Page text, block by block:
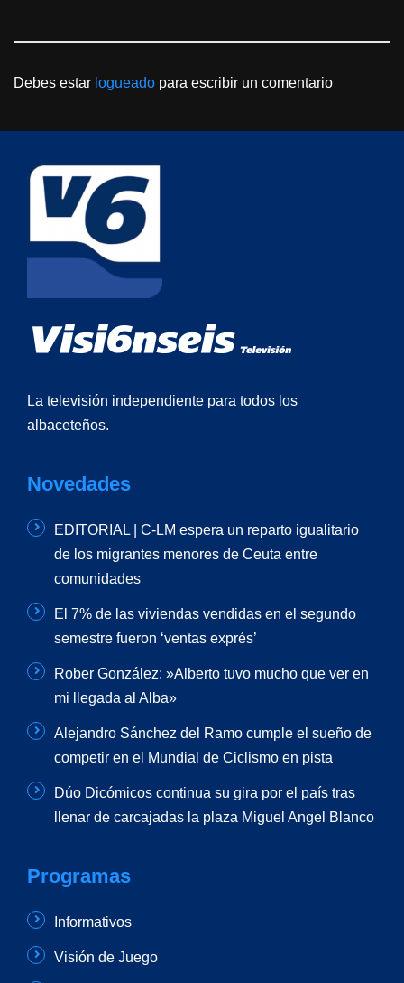
Debes estar logueado para escribir un comentario
La televisión independiente para todos los
albaceteños.
Novedades
EDITORIAL | C-LM espera un reparto igualitario
de los migrantes menores de Ceuta entre
comunidades
El 7% de las viviendas vendidas en el segundo
semestre fueron ‘ventas exprés’
Rober González: »Alberto tuvo mucho que ver en
mi llegada al Alba»
Alejandro Sánchez del Ramo cumple el sueño de
competir en el Mundial de Ciclismo en pista
Dúo Dicómicos continua su gira por el país tras
llenar de carcajadas la plaza Miguel Angel Blanco
Programas
Informativos
Visión de Juego